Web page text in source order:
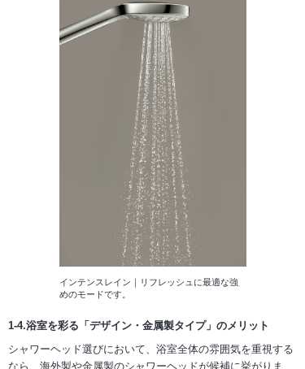
インテンスレイン｜リフレッシュに最適な強
めのモードです。
1-4.浴室を彩る「デザイン・金属製タイプ」のメリット
シャワーヘッド選びにおいて、浴室全体の雰囲気を重視する
なら、海外製や金属製のシャワーヘッドが候補に挙がりま